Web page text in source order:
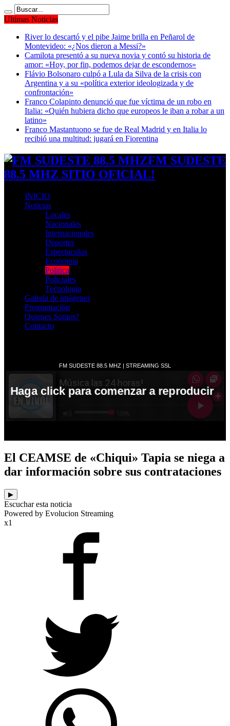
Ultimas Noticias
River lo descartó y el pibe Jaime brilla en Peñarol de
Montevideo: «¿Nos dieron a Messi?»
Camilota presentó a su nueva novia y contó su historia de
amor: «Hoy, por fin, podemos dejar de escondernos»
Flávio Bolsonaro culpó a Lula da Silva de la crisis con
Argentina y a su «política exterior ideologizada y de
confrontación»
Franco Colapinto denunció que fue víctima de un robo en
Italia: «Quién hubiera dicho que europeos le iban a robar a un
latino»
Franco Mastantuono se fue de Real Madrid y en Italia lo
recibió una multitud: jugará en Fiorentina
FM SUDESTE
88.5 MHZ SITIO OFICIAL!
INICIO
Noticias
Locales
Nacionales
Internacionales
Deportes
Espectaculos
Economia
Politica
Policiales
Tecnologia
Galería de imágenes
Programación
Quienes Somos?
Contacto
El CEAMSE de «Chiqui» Tapia se niega a
dar información sobre sus contrataciones
▶
Escuchar esta noticia
Powered by Evolucion Streaming
x1